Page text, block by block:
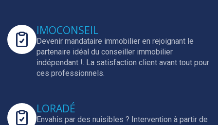
IMOCONSEIL
Devenir mandataire immobilier en rejoignant le
partenaire idéal du conseiller immobilier
indépendant !. La satisfaction client avant tout pour
ces professionnels.
LORADÉ
Envahis par des nuisibles ? Intervention à partir de